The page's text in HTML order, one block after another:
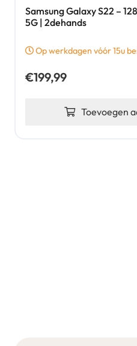
Samsung Galaxy S22 –
5G | 2dehands
Op werkdagen vóór 15u
€199,99
Toevoegen